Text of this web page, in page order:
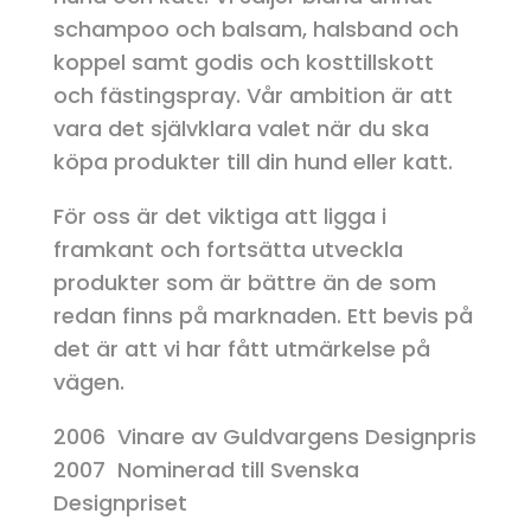
schampoo och balsam, halsband och
koppel samt godis och kosttillskott
och fästingspray. Vår ambition är att
vara det självklara valet när du ska
köpa produkter till din hund eller katt.
För oss är det viktiga att ligga i
framkant och fortsätta utveckla
produkter som är bättre än de som
redan finns på marknaden. Ett bevis på
det är att vi har fått utmärkelse på
vägen.
2006 Vinare av Guldvargens Designpris
2007 Nominerad till Svenska
Designpriset